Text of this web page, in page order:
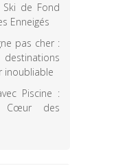
Ski de Fond
Enneigés
pas cher :
inoubliable
Piscine :
des